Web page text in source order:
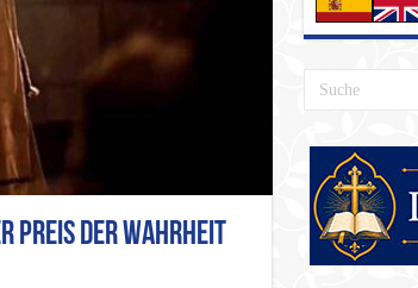
Preis der Wahrheit